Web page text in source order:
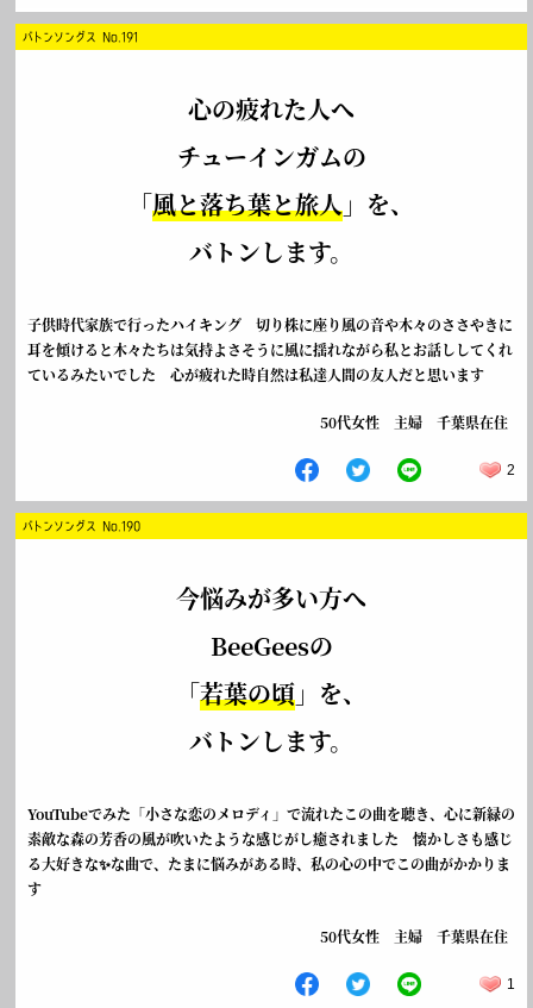
バトンソングス No.191
心の疲れた人へ
チューインガムの
「風と落ち葉と旅人 」を、
バトンします。
子供時代家族で行ったハイキング 切り株に座り風の音や木々のささやきに
耳を傾けると木々たちは気持よさそうに風に揺れながら私とお話ししてくれ
ているみたいでした 心が疲れた時自然は私達人間の友人だと思います
50代女性 主婦 千葉県在住
2
バトンソングス No.190
今悩みが多い方へ
BeeGeesの
「若葉の頃 」を、
バトンします。
YouTubeでみた「小さな恋のメロディ」で流れたこの曲を聴き、心に新緑の
素敵な森の芳香の風が吹いたような感じがし癒されました 懐かしさも感じ
る大好きな✨な曲で、たまに悩みがある時、私の心の中でこの曲がかかりま
す
50代女性 主婦 千葉県在住
1